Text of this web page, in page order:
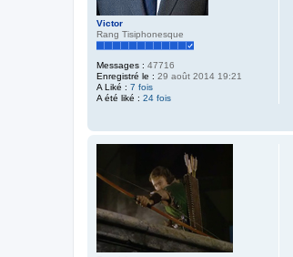
Victor
Rang Tisiphonesque
Messages : 47716
Enregistré le : 29 août 2014 19:21
A Liké : 7 fois
A été liké : 24 fois